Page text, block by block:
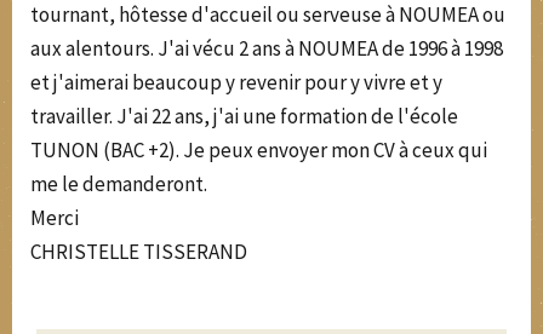
tournant, hôtesse d'accueil ou serveuse à NOUMEA ou
aux alentours. J'ai vécu 2 ans à NOUMEA de 1996 à 1998
et j'aimerai beaucoup y revenir pour y vivre et y
travailler. J'ai 22 ans, j'ai une formation de l'école
TUNON (BAC +2). Je peux envoyer mon CV à ceux qui
me le demanderont.
Merci
CHRISTELLE TISSERAND